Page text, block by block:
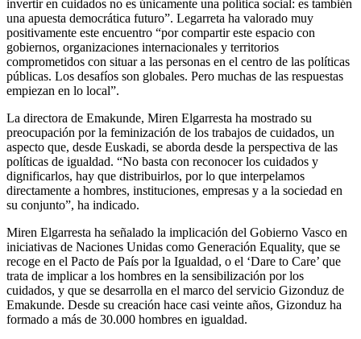
invertir en cuidados no es únicamente una política social: es también
una apuesta democrática futuro”. Legarreta ha valorado muy
positivamente este encuentro “por compartir este espacio con
gobiernos, organizaciones internacionales y territorios
comprometidos con situar a las personas en el centro de las políticas
públicas. Los desafíos son globales. Pero muchas de las respuestas
empiezan en lo local”.
La directora de Emakunde, Miren Elgarresta ha mostrado su
preocupación por la feminización de los trabajos de cuidados, un
aspecto que, desde Euskadi, se aborda desde la perspectiva de las
políticas de igualdad. “No basta con reconocer los cuidados y
dignificarlos, hay que distribuirlos, por lo que interpelamos
directamente a hombres, instituciones, empresas y a la sociedad en
su conjunto”, ha indicado.
Miren Elgarresta ha señalado la implicación del Gobierno Vasco en
iniciativas de Naciones Unidas como Generación Equality, que se
recoge en el Pacto de País por la Igualdad, o el ‘Dare to Care’ que
trata de implicar a los hombres en la sensibilización por los
cuidados, y que se desarrolla en el marco del servicio Gizonduz de
Emakunde. Desde su creación hace casi veinte años, Gizonduz ha
formado a más de 30.000 hombres en igualdad.